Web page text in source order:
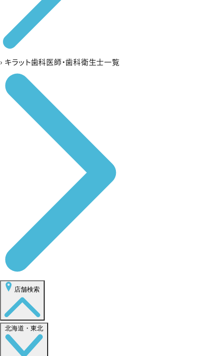
› キラット歯科医師・歯科衛生士一覧
店舗検索
北海道・東北